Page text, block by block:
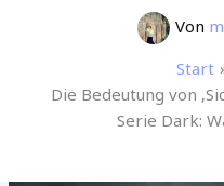
Von
Start
Die Bedeutung von
Serie Dark: